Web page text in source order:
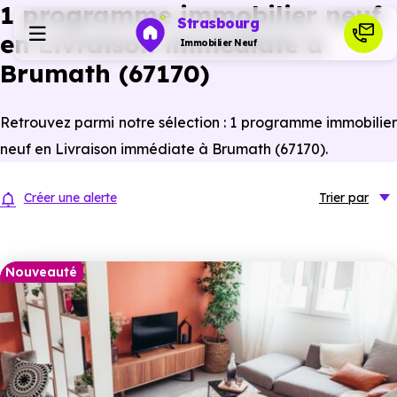
Strasbourg
Immobilier Neuf
Actualités
Ressources
Financer
1 programme immobilier neuf
en Livraison immédiate à
Brumath (67170)
Retrouvez parmi notre sélection : 1 programme immobilier
neuf en Livraison immédiate à Brumath (67170).
Créer une alerte Trier par
Nouveauté